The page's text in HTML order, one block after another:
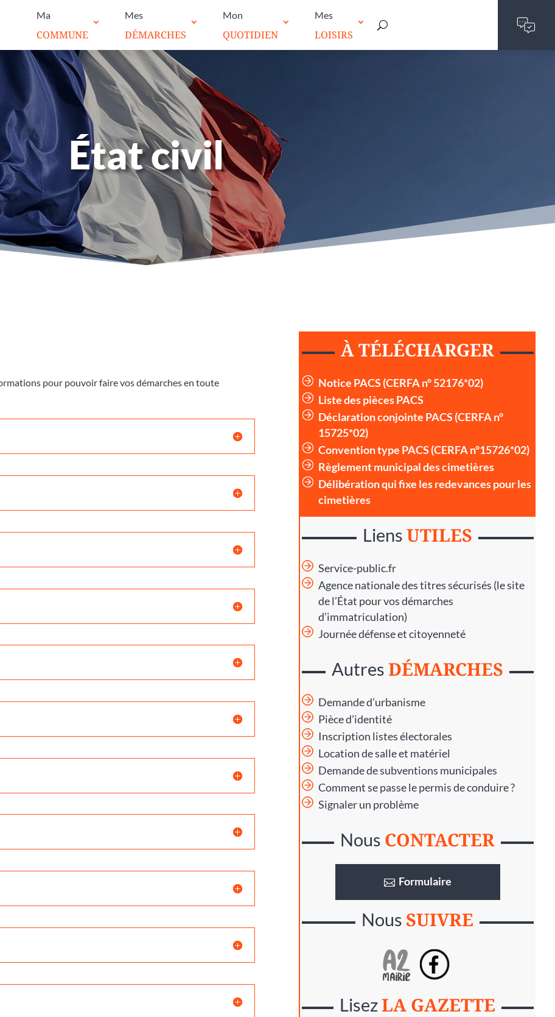
Ma
COMMUNE
Mes
DÉMARCHES
Mon
QUOTIDIEN
Mes
LOISIRS
État civil
pour pouvoir faire vos démarches en toute
À TÉLÉCHARGER
Notice PACS (CERFA n° 52176*02)
Liste des pièces PACS
Déclaration conjointe PACS (CERFA n°
15725*02)
Convention type PACS (CERFA n°15726*02)
Règlement municipal des cimetières
Délibération qui fixe les redevances pour les
cimetières
LiensUTILES
Service-public.fr
Agence nationale des titres sécurisés (le site
de l’État pour vos démarches
d’immatriculation)
Journée défense et citoyenneté
AutresDÉMARCHES
Demande d’urbanisme
Pièce d’identité
Inscription listes électorales
Location de salle et matériel
Demande de subventions municipales
Comment se passe le permis de conduire ?
Signaler un problème
Nous CONTACTER
Formulaire
Nous SUIVRE
LisezLA GAZETTE